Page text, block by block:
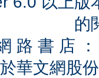
的
路 書 店
華文網股